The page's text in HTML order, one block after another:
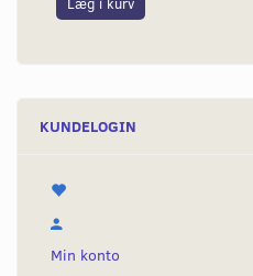
KUNDELOGIN
Min konto